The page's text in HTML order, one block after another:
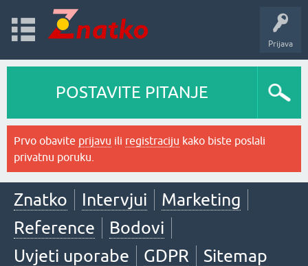
Prijava
POSTAVITE PITANJE
Prvo obavite prijavu ili registraciju kako biste poslali
privatnu poruku.
Znatko Intervjui
Marketing
Reference
Bodovi
Uvjeti uporabe
GDPR Sitemap